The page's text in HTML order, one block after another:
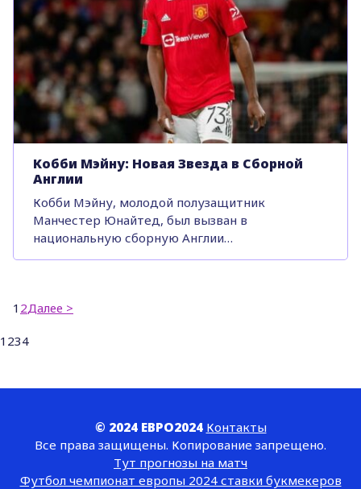
Кобби Мэйну: Новая Звезда в Сборной
Англии
Кобби Мэйну, молодой полузащитник
Манчестер Юнайтед, был вызван в
национальную сборную Англии…
1 2Далее >
1234
© 2024 ЕВРО2024 Контакты
Все права защищены. Копирование запрещено.
Тут прогнозы на матч
Футбол чемпионат европы 2024 ставки букмекеров